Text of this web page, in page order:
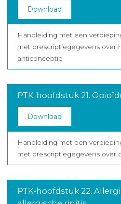
Download
Handleiding met een
met prescriptiegegevens over
anticonceptie
PTK-hoofdstuk 21.
Download
Handleiding met een
met prescriptiegegevens over
PTK-hoofdstuk 22.